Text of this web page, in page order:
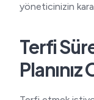
yöneticinizin
Terfi
Planınız